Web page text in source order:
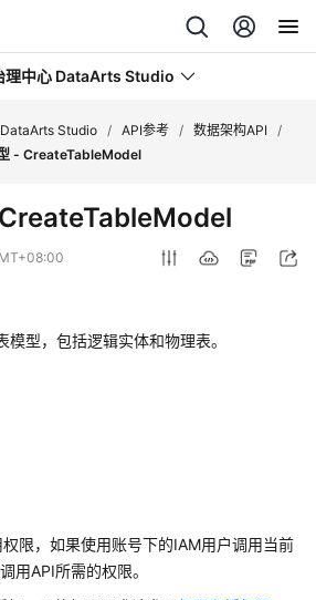
理中心 DataArts Studio
Studio / API参考 / 数据架构API /
- CreateTableModel
型，包括逻辑实体和物理表。
限，如果使用账号下的IAM用户调用当前
用API所需的权限。